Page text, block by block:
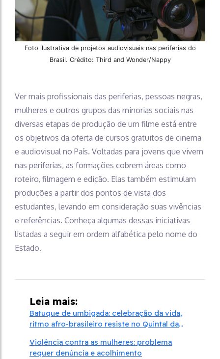
Foto ilustrativa de projetos audiovisuais nas periferias do
Brasil. Crédito: Third and Wonder/Nappy
Ver mais profissionais das periferias, pessoas negras,
mulheres e outros grupos das minorias sociais nas
diversas etapas de produção de um filme está entre
os objetivos da oferta de cursos gratuitos de cinema
e audiovisual no País. Voltadas para jovens que vivem
nas periferias, as formações cobrem áreas como
roteiro, filmagem e edição. Elas também estimulam
produções a partir dos pontos de vista dos
estudantes, levando em consideração suas vivências
e referências. Conheça algumas dessas iniciativas
listadas a seguir em ordem alfabética pelo nome do
Estado.
Leia mais:
Batuque de umbigada: celebração da vida,
ritmo afro-brasileiro resiste no Quintal da
Violência contra as mulheres: problema
requer denúncia e acolhimento